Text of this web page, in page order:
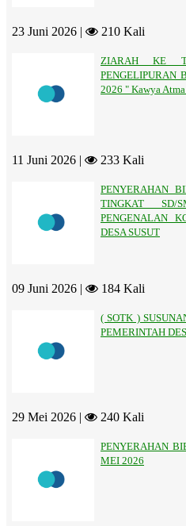
23 Juni 2026 | 210 Kali
ZIARAH KE
PENGELIPURAN
2026 " Kawya
11 Juni 2026 | 233 Kali
PENYERAHAN
TINGKAT SD/
PENGENALAN
DESA SUSUT
09 Juni 2026 | 184 Kali
( SOTK )
PEMERINTAH
29 Mei 2026 | 240 Kali
PENYERAHAN
MEI 2026